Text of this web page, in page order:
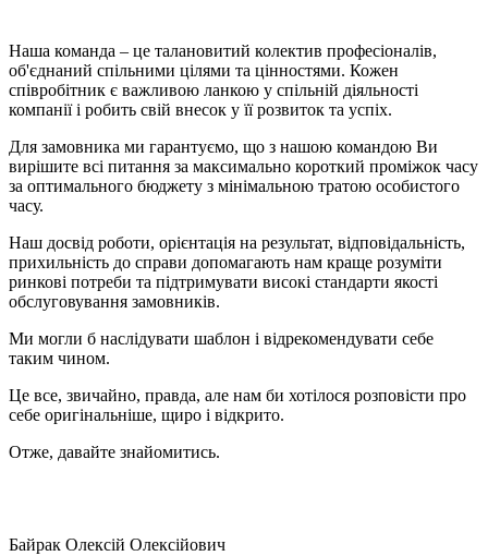
Наша команда – це талановитий колектив професіоналів,
об'єднаний спільними цілями та цінностями. Кожен
співробітник є важливою ланкою у спільній діяльності
компанії і робить свій внесок у її розвиток та успіх.
Для замовника ми гарантуємо, що з нашою командою Ви
вирішите всі питання за максимально короткий проміжок часу
за оптимального бюджету з мінімальною тратою особистого
часу.
Наш досвід роботи, орієнтація на результат, відповідальність,
прихильність до справи допомагають нам краще розуміти
ринкові потреби та підтримувати високі стандарти якості
обслуговування замовників.
Ми могли б наслідувати шаблон і відрекомендувати себе
таким чином.
Це все, звичайно, правда, але нам би хотілося розповісти про
себе оригінальніше, щиро і відкрито.
Отже, давайте знайомитись.
Байрак Олексій Олексійович